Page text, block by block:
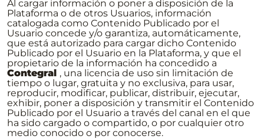
Al cargar información o poner a disposición de la
Plataforma o de otros Usuarios, información
catalogada como Contenido Publicado por el
Usuario concede y/o garantiza, automáticamente,
que está autorizado para cargar dicho Contenido
Publicado por el Usuario en la Plataforma, y que el
propietario de la información ha concedido a
Contegral , una licencia de uso sin limitación de
tiempo o lugar, gratuita y no exclusiva, para usar,
reproducir, modificar, publicar, distribuir, ejecutar,
exhibir, poner a disposición y transmitir el Contenido
Publicado por el Usuario a través del canal en el que
ha sido cargado o compartido, o por cualquier otro
medio conocido o por conocerse.